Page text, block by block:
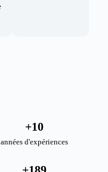
années d'expériences
+10